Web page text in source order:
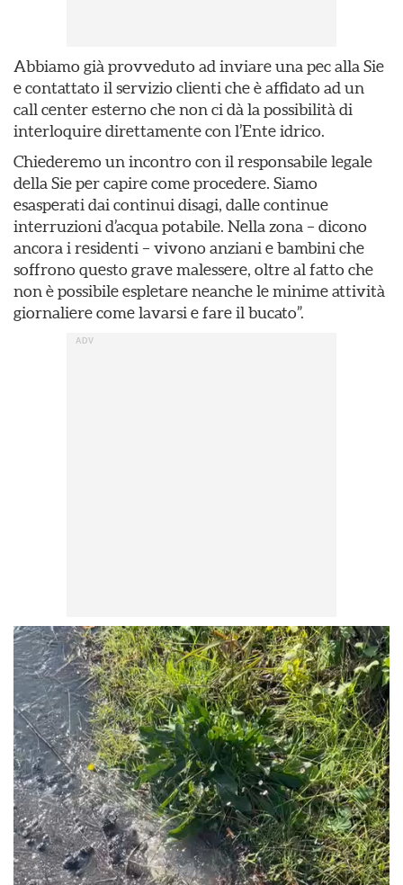
Abbiamo già provveduto ad inviare una pec alla Sie
e contattato il servizio clienti che è affidato ad un
call center esterno che non ci dà la possibilità di
interloquire direttamente con l’Ente idrico.
Chiederemo un incontro con il responsabile legale
della Sie per capire come procedere. Siamo
esasperati dai continui disagi, dalle continue
interruzioni d’acqua potabile. Nella zona – dicono
ancora i residenti – vivono anziani e bambini che
soffrono questo grave malessere, oltre al fatto che
non è possibile espletare neanche le minime attività
giornaliere come lavarsi e fare il bucato”.
Video
Player